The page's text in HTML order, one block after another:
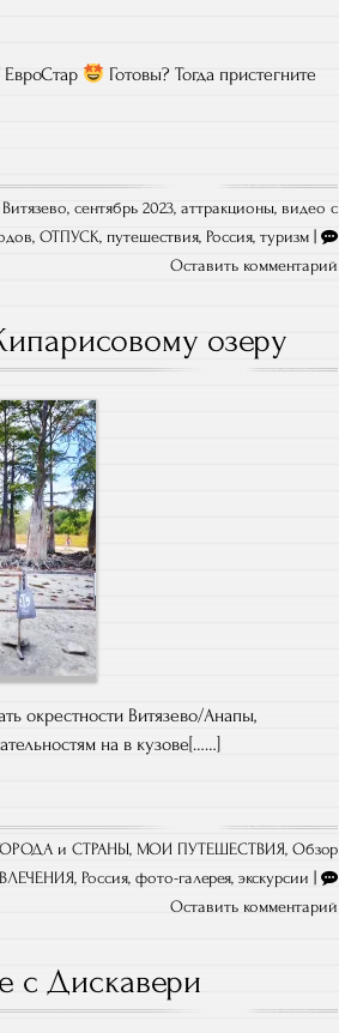
ЕвроСтар
Готовы? Тогда пристегните
сентябрь 2023,аттракционы, видео с
,ОТПУСК, путешествия, Россия,туризм |
Оставить комментарий
озеру
окрестности Витязево/Анапы,
на в кузове[……]
и СТРАНЫ, МОИ ПУТЕШЕСТВИЯ,Обзор
, Россия,фото-галерея,экскурсии |
Оставить комментарий
с Дискавери